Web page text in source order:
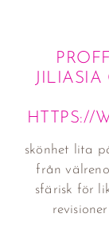
JILIASIA
HTTPS://
skönhet lita
från
sfärisk för